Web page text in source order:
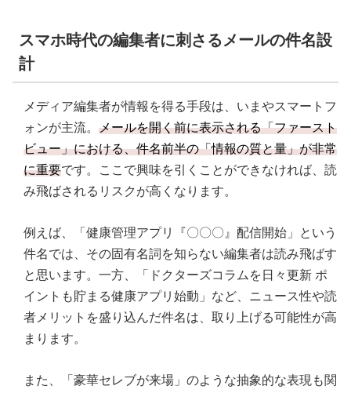
スマホ時代の編集者に刺さるメールの件名設
計
メディア編集者が情報を得る手段は、いまやスマートフ
ォンが主流。 メールを開く前に表示される「ファースト
ビュー」における、件名前半の「情報の質と量」が非常
に重要です。ここで興味を引くことができなければ、読
み飛ばされるリスクが高くなります。
例えば、「健康管理アプリ『〇〇〇』配信開始」という
件名では、その固有名詞を知らない編集者は読み飛ばす
と思います。一方、「ドクターズコラムを日々更新 ポ
イントも貯まる健康アプリ始動」など、ニュース性や読
者メリットを盛り込んだ件名は、取り上げる可能性が高
まります。
また、「豪華セレブが来場」のような抽象的な表現も関